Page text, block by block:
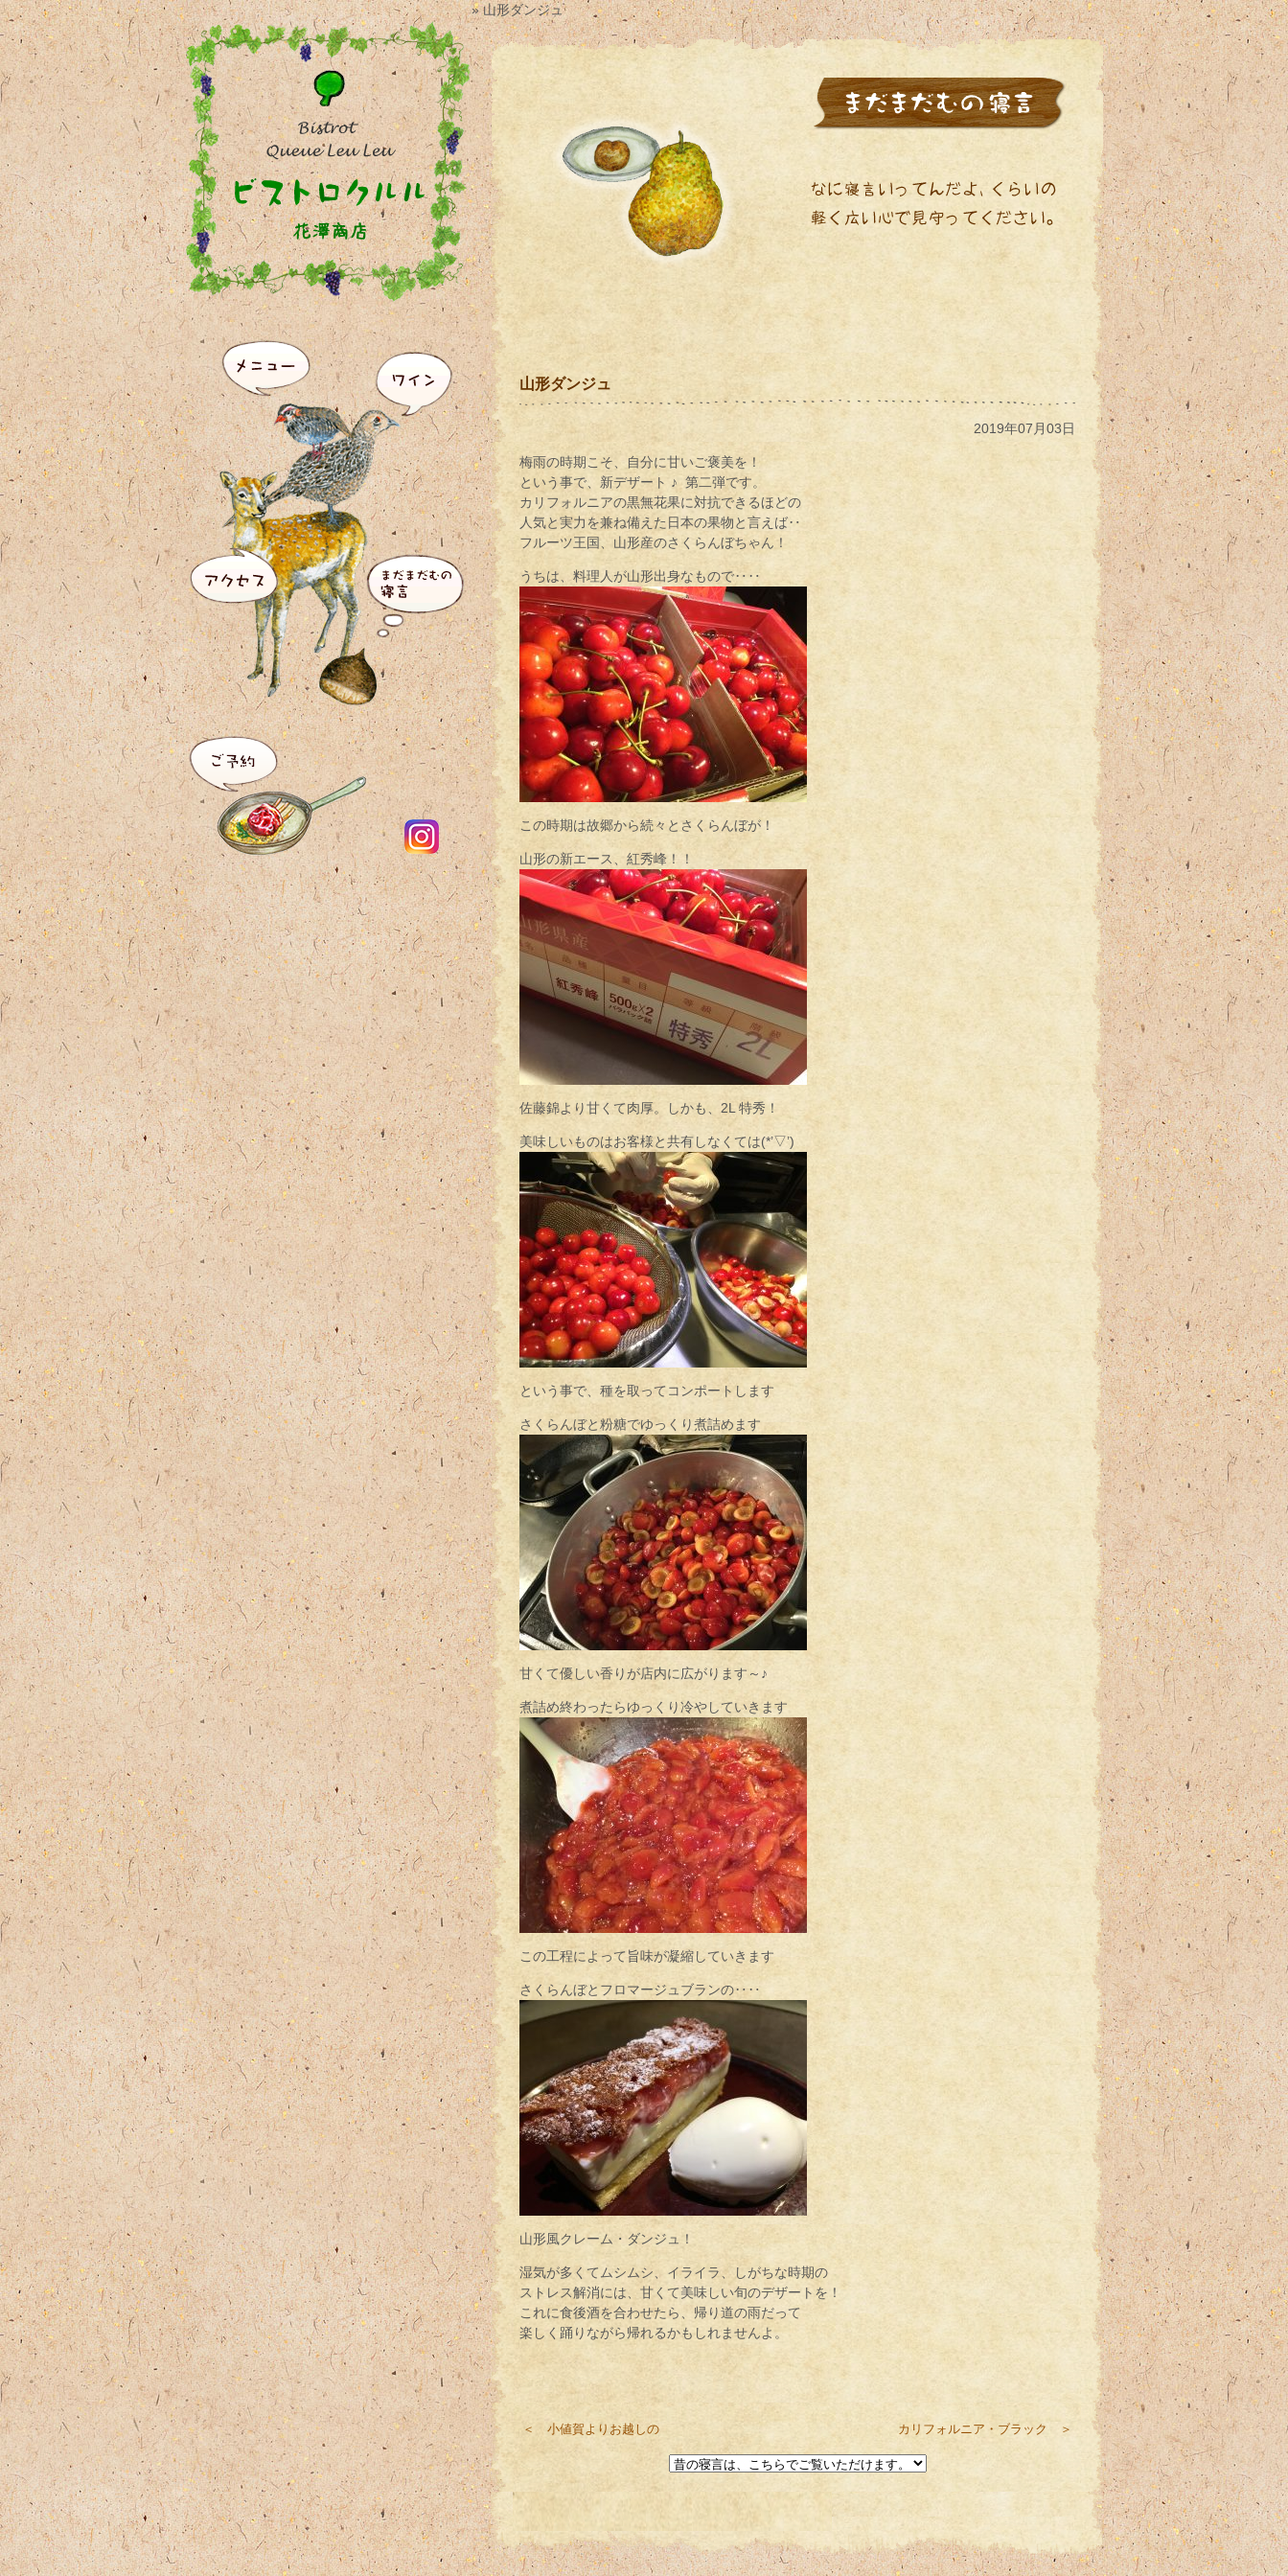
» 山形ダンジュ
山形ダンジュ
2019年07月03日
梅雨の時期こそ、自分に甘いご褒美を！
という事で、新デザート ♪ 第二弾です。
カリフォルニアの黒無花果に対抗できるほどの
人気と実力を兼ね備えた日本の果物と言えば‥
フルーツ王国、山形産のさくらんぼちゃん！
うちは、料理人が山形出身なもので‥‥
この時期は故郷から続々とさくらんぼが！
山形の新エース、紅秀峰！！
佐藤錦より甘くて肉厚。しかも、2L 特秀！
美味しいものはお客様と共有しなくては(*’▽’)
という事で、種を取ってコンポートします
さくらんぼと粉糖でゆっくり煮詰めます
甘くて優しい香りが店内に広がります～♪
煮詰め終わったらゆっくり冷やしていきます
この工程によって旨味が凝縮していきます
さくらんぼとフロマージュブランの‥‥
山形風クレーム・ダンジュ！
湿気が多くてムシムシ、イライラ、しがちな時期の
ストレス解消には、甘くて美味しい旬のデザートを！
これに食後酒を合わせたら、帰り道の雨だって
楽しく踊りながら帰れるかもしれませんよ。
＜ 小値賀よりお越しの カリフォルニア・ブラック ＞